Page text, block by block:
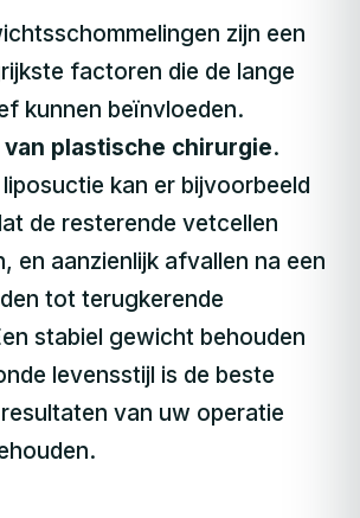
zijn een
factoren die de lange
kunnen beïnvloeden.
plastische chirurgie.
kan er bijvoorbeeld
de resterende vetcellen
en aanzienlijk afvallen na een
tot terugkerende
stabiel gewicht behouden
levensstijl is de beste
van uw operatie